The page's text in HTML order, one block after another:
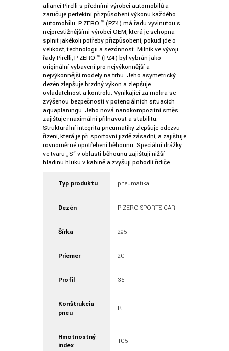
aliancí Pirelli s předními výrobci automobilů a
zaručuje perfektní přizpůsobení výkonu každého
automobilu. P ZERO ™ (PZ4) má řadu vyvinutou s
nejprestižnějšími výrobci OEM, která je schopna
splnit jakékoli potřeby přizpůsobení, pokud jde o
velikost, technologii a sezónnost. Milník ve vývoji
řady Pirelli, P ZERO ™ (PZ4) byl vybrán jako
originální vybavení pro nejvýkonnější a
nejvýkonnější modely na trhu. Jeho asymetrický
dezén zlepšuje brzdný výkon a zlepšuje
ovladatelnost a kontrolu. Vynikající za mokra se
zvýšenou bezpečností v potenciálních situacích
aquaplaningu. Jeho nová nanokompozitní směs
zajišťuje maximální přilnavost a stabilitu.
Strukturální integrita pneumatiky zlepšuje odezvu
řízení, která je při sportovní jízdě zásadní, a zajišťuje
rovnoměrné opotřebení běhounu. Speciální drážky
ve tvaru „S“ v oblasti běhounu zajišťují nižší
hladinu hluku v kabině a zvyšují pohodlí řidiče.
Typ produktu pneumatika
Dezén P ZERO SPORTS CAR
Šírka 295
Priemer 20
Profil 35
Konštrukcia
pneu
R
Hmotnostný
index
105